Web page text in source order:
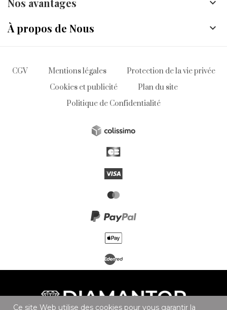
Nos avantages 
À propos de Nous 
CGV Mentions légales
Protection de la vie privée
Cookies et publicité
Plan du site
Politique de Confidentialité
Ce site Web utilise des cookies pour vous garantir la